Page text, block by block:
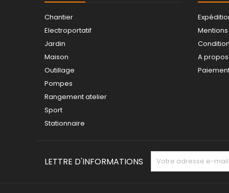
Chantier
Electroportatif
Jardin
Maison
Outillage
Pompes
Rangement atelier
Sport
Stationnaire
A propos
LETTRE D'INFORMATIONS